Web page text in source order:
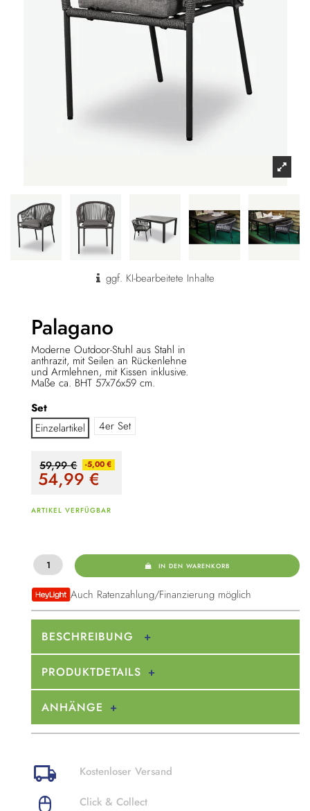
ggf. KI-bearbeitete Inhalte
Palagano
Moderne Outdoor-Stuhl aus Stahl in
anthrazit, mit Seilen an Rückenlehne
und Armlehnen, mit Kissen inklusive.
Maße ca. BHT 57x76x59 cm.
Set
Einzelartikel
4er Set
59,99 € -5,00 €
54,99€
ARTIKEL VERFÜGBAR
IN DEN WARENKORB
Auch Ratenzahlung/Finanzierung möglich
BESCHREIBUNG
PRODUKTDETAILS
ANHÄNGE
Kostenloser Versand
Click & Collect